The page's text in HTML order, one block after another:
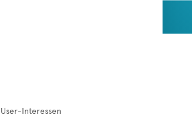
Interessen